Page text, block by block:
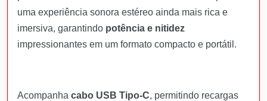
uma experiência sonora estéreo ainda mais rica e
imersiva, garantindo potência e nitidez
impressionantes em um formato compacto e portátil.
Acompanha cabo USB Tipo-C, permitindo recargas